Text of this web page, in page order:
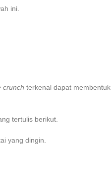
ini.
crunch terkenal dapat membentuk
tertulis berikut.
yang dingin.